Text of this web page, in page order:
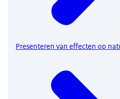
Presenteren van effecten op